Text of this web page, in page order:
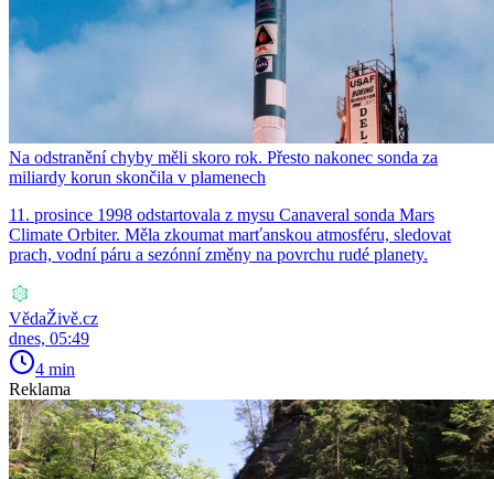
Na odstranění chyby měli skoro rok. Přesto nakonec sonda za
miliardy korun skončila v plamenech
11. prosince 1998 odstartovala z mysu Canaveral sonda Mars
Climate Orbiter. Měla zkoumat marťanskou atmosféru, sledovat
prach, vodní páru a sezónní změny na povrchu rudé planety.
VědaŽivě.cz
dnes, 05:49
4 min
Reklama